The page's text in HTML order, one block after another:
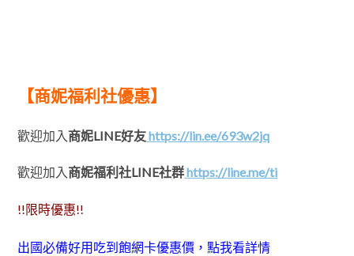
【商妮福利社優惠】
歡迎加入 商妮LINE好友https://lin.ee/693w2jq
歡迎加入 商妮福利社LINE社群https://line.me/ti
!!限時優惠!!
出國必備好用吃到飽網卡優惠價，點我看詳情